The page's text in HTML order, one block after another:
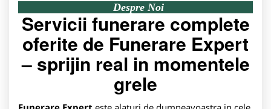
Despre Noi
Servicii funerare complete
oferite de Funerare Expert
– sprijin real in momentele
grele